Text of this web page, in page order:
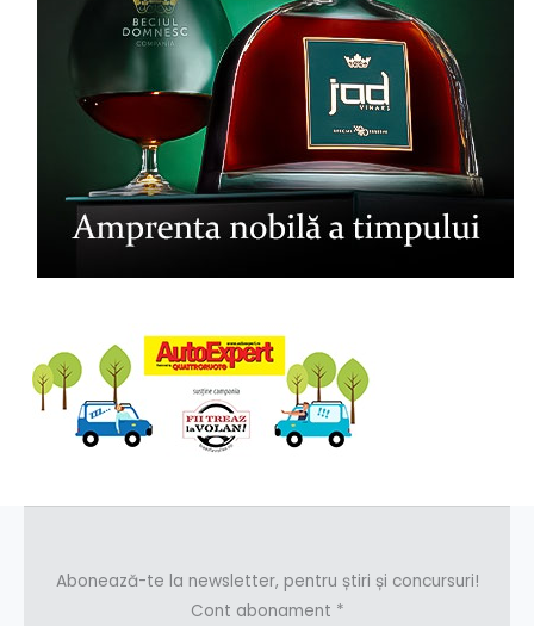
Abonează-te la newsletter, pentru știri și concursuri!
Cont abonament *